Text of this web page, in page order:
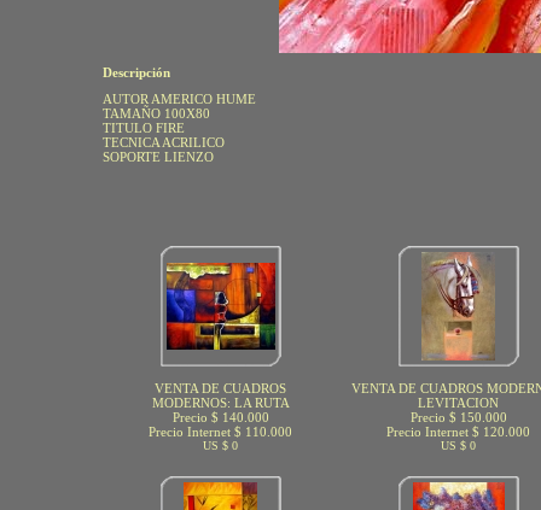
Descripción
AUTOR AMERICO HUME
TAMAÑO 100X80
TITULO FIRE
TECNICA ACRILICO
SOPORTE LIENZO
VENTA DE CUADROS
MODERNOS: LA RUTA
Precio $ 140.000
Precio Internet $ 110.000
US $ 0
VENTA DE CUADROS
LEVITACION
Precio $ 150.000
Precio Internet $ 120.000
US $ 0